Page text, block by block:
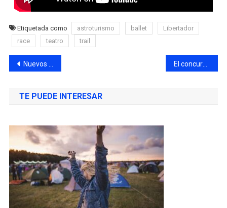
Etiquetada como astroturismo ballet
Libertador
race
teatro trail
Nuevos estrenos para disfrutar en pantalla grande
TE PUEDE INTERESAR